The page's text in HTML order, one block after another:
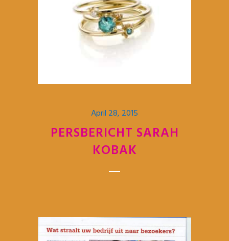
April 28, 2015
PERSBERICHT SARAH
KOBAK